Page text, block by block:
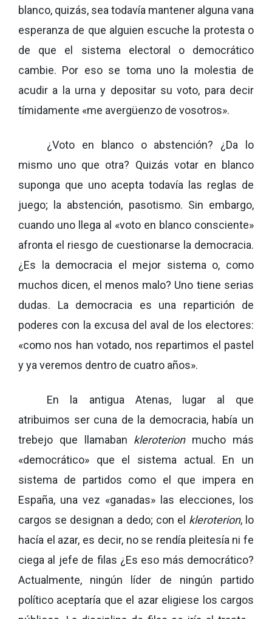
blanco, quizás, sea todavía mantener alguna vana
esperanza de que alguien escuche la protesta o
de que el sistema electoral o democrático
cambie. Por eso se toma uno la molestia de
acudir a la urna y depositar su voto, para decir
tímidamente «me avergüenzo de vosotros».
¿Voto en blanco o abstención? ¿Da lo
mismo uno que otra? Quizás votar en blanco
suponga que uno acepta todavía las reglas de
juego; la abstención, pasotismo. Sin embargo,
cuando uno llega al «voto en blanco consciente»
afronta el riesgo de cuestionarse la democracia.
¿Es la democracia el mejor sistema o, como
muchos dicen, el menos malo? Uno tiene serias
dudas. La democracia es una repartición de
poderes con la excusa del aval de los electores:
«como nos han votado, nos repartimos el pastel
y ya veremos dentro de cuatro años».
En la antigua Atenas, lugar al que
atribuimos ser cuna de la democracia, había un
trebejo que llamaban kleroterionmucho más
«democrático» que el sistema actual. En un
sistema de partidos como el que impera en
España, una vez «ganadas» las elecciones, los
cargos se designan a dedo; con el kleroterion, lo
hacía el azar, es decir, no se rendía pleitesía ni fe
ciega al jefe de filas ¿Es eso más democrático?
Actualmente, ningún líder de ningún partido
político aceptaría que el azar eligiese los cargos